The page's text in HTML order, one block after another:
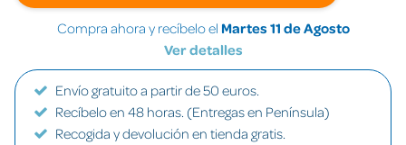
Compra ahora y recíbelo el Martes 11 de Agosto
Ver detalles
Envío gratuito a partir de 50 euros.
Recíbelo en 48 horas. (Entregas en Península)
Recogida y devolución en tienda gratis.